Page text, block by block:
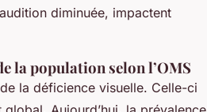
diminuée, impactent
la population selon l’OMS
la déficience visuelle. Celle-ci